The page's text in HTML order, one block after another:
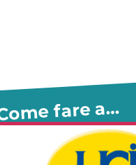
fare a…